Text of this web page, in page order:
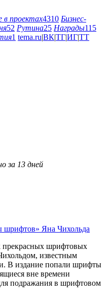
в проектах4310 Бизнес-
52 Рутина25 Награды115
1 tema.ru|ВК|ТГ|ИГ|ТТ
за 13 дней
шрифтов» Яна Чихольда
шрифтовых
известным
В издание попали шрифты
вне времени
подражания в шрифтовом